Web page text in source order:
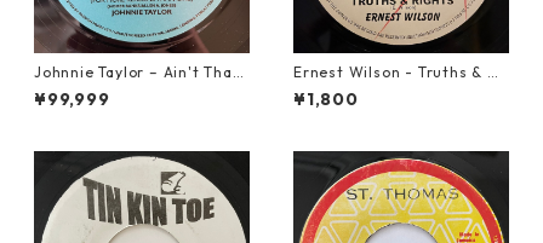
Johnnie Taylor – Ain't That
Loving You【7-21684】
¥99,999
Ernest Wilson - Truths & Ri
ghts【7-21652】
¥1,800